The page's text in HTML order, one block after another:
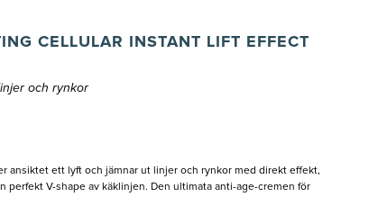
CELLULAR INSTANT LIFT EFFECT
och rynkor
ansiktet ett lyft och jämnar ut linjer och rynkor med direkt effekt,
perfekt V-shape av käklinjen. Den ultimata anti-age-cremen för